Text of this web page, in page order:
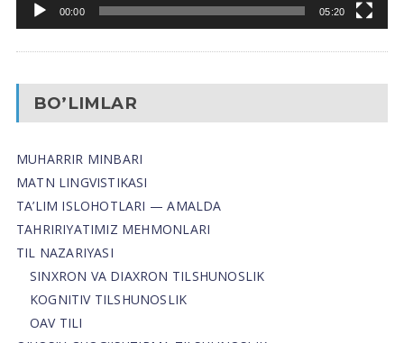
00:00 05:20
BO’LIMLAR
MUHARRIR MINBARI
MATN LINGVISTIKASI
TA’LIM ISLOHOTLARI — AMALDA
TAHRIRIYATIMIZ MEHMONLARI
TIL NAZARIYASI
SINXRON VA DIAXRON TILSHUNOSLIK
KOGNITIV TILSHUNOSLIK
OAV TILI